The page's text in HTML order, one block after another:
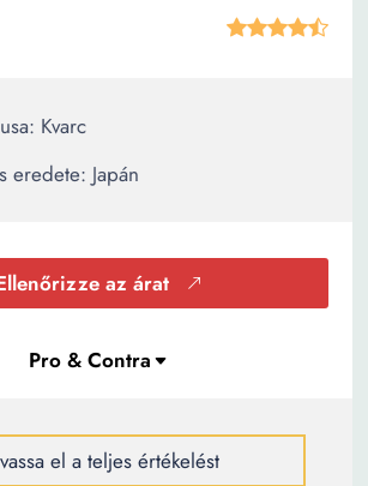
Kvarc
eredete: Japán
az árat
el a teljes értékelést